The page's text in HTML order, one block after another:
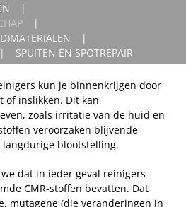
SPUITEN EN SPOTREPAIR
kun je binnenkrijgen door
of inslikken. Dit kan
zoals irritatie van de huid en
veroorzaken blijvende
blootstelling.
dat in ieder geval reinigers
CMR-stoffen bevatten. Dat
mutagene (die veranderingen in